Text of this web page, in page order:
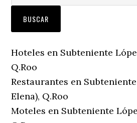
Hoteles en Subteniente
Q.Roo
Restaurantes en
Elena), Q.Roo
Moteles en Subteniente